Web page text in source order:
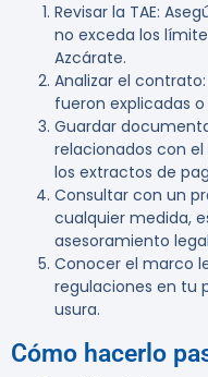
Revisar la TAE:
no exceda los
Azcárate.
Analizar el contrato
fueron explicadas
Guardar
relacionados con
los extractos de
Consultar con un
cualquier medida,
asesoramiento
Conocer el marco
regulaciones en tu
usura.
Cómo hacerlo